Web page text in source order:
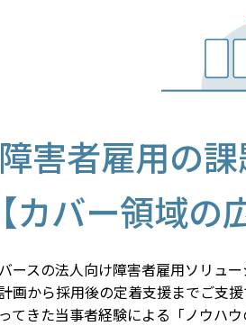
害者雇用の
【カバー領域
ースの法人向け障害者雇用ソリュー
画から採用後の定着支援までご支
てきた当事者経験による「ノウハウ